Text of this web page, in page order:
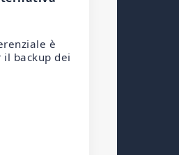
è
backup dei